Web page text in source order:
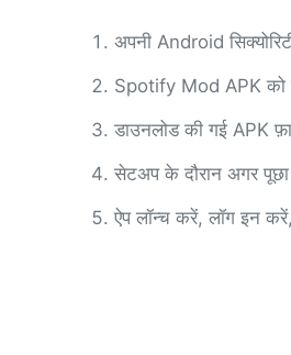
अपनी Android
Spotify Mod APK को
डाउनलोड की गई APK
सेटअप के दौरान अगर
ऐप लॉन्च करें, लॉग इन